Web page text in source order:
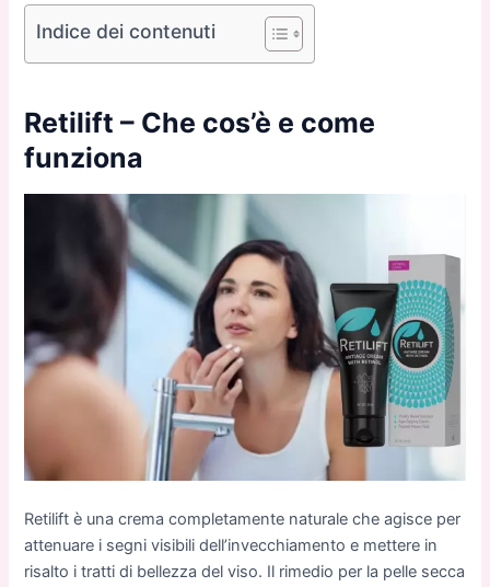
Indice dei contenuti
Retilift – Che cos’è e come
funziona
Retilift è una crema completamente naturale che agisce per
attenuare i segni visibili dell’invecchiamento e mettere in
risalto i tratti di bellezza del viso. Il rimedio per la pelle secca